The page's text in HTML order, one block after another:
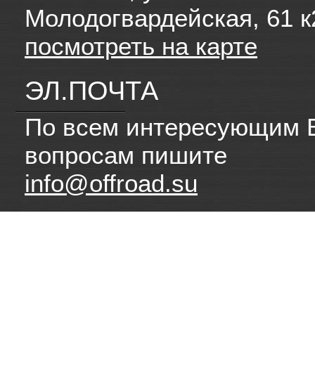
Молодогвардейская, 61
посмотреть на карте
ЭЛ.ПОЧТА
По всем интересующим
вопросам пишите
info@offroad.su